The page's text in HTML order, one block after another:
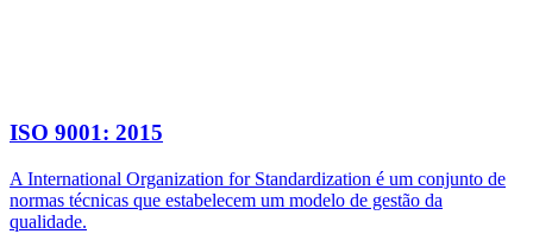
ISO 9001: 2015
A International Organization for Standardization é um conjunto de
normas técnicas que estabelecem um modelo de gestão da
qualidade.